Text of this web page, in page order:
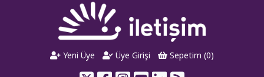
Yeni Üye Üye Girişi Sepetim (0)